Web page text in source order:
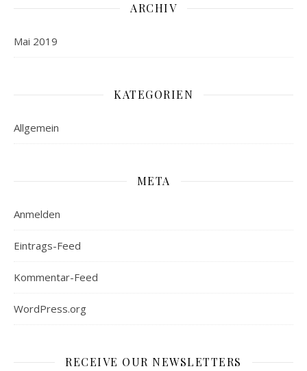
ARCHIV
Mai 2019
KATEGORIEN
Allgemein
META
Anmelden
Eintrags-Feed
Kommentar-Feed
WordPress.org
RECEIVE OUR NEWSLETTERS